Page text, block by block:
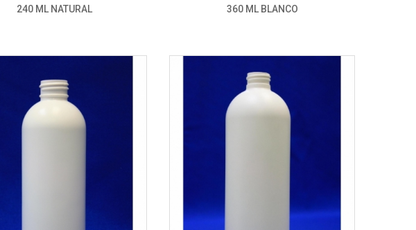
240 ML NATURAL 360 ML BLANCO